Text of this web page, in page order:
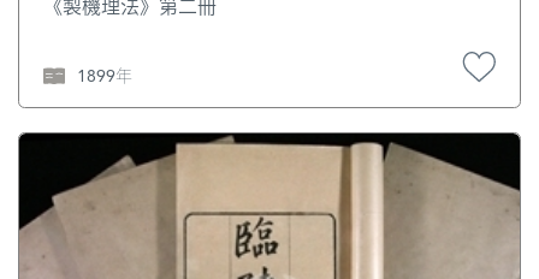
《製機理法》第二冊
1899年